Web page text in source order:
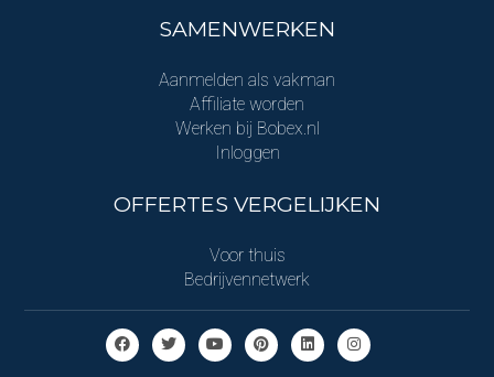
SAMENWERKEN
Aanmelden als vakman
Affiliate worden
Werken bij Bobex.nl
Inloggen
OFFERTES VERGELIJKEN
Voor thuis
Bedrijvennetwerk